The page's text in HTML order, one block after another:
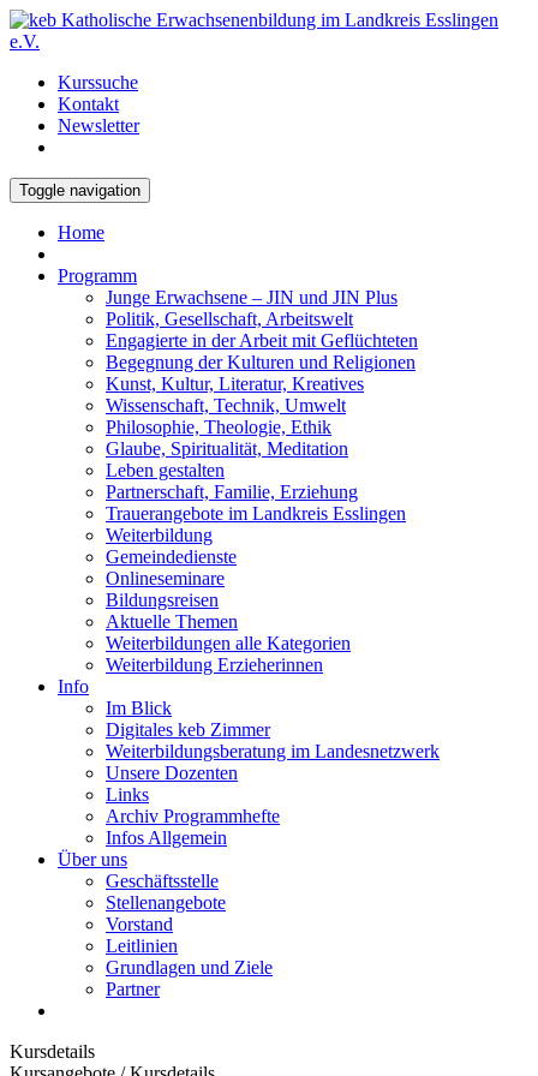
Kurssuche
Kontakt
Newsletter
Toggle navigation
Home
Programm
Junge Erwachsene – JIN und JIN Plus
Politik, Gesellschaft, Arbeitswelt
Engagierte in der Arbeit mit Geflüchteten
Begegnung der Kulturen und Religionen
Kunst, Kultur, Literatur, Kreatives
Wissenschaft, Technik, Umwelt
Philosophie, Theologie, Ethik
Glaube, Spiritualität, Meditation
Leben gestalten
Partnerschaft, Familie, Erziehung
Trauerangebote im Landkreis Esslingen
Weiterbildung
Gemeindedienste
Onlineseminare
Bildungsreisen
Aktuelle Themen
Weiterbildungen alle Kategorien
Weiterbildung Erzieherinnen
Info
Im Blick
Digitales keb Zimmer
Weiterbildungsberatung im Landesnetzwerk
Unsere Dozenten
Links
Archiv Programmhefte
Infos Allgemein
Über uns
Geschäftsstelle
Stellenangebote
Vorstand
Leitlinien
Grundlagen und Ziele
Partner
Kursdetails